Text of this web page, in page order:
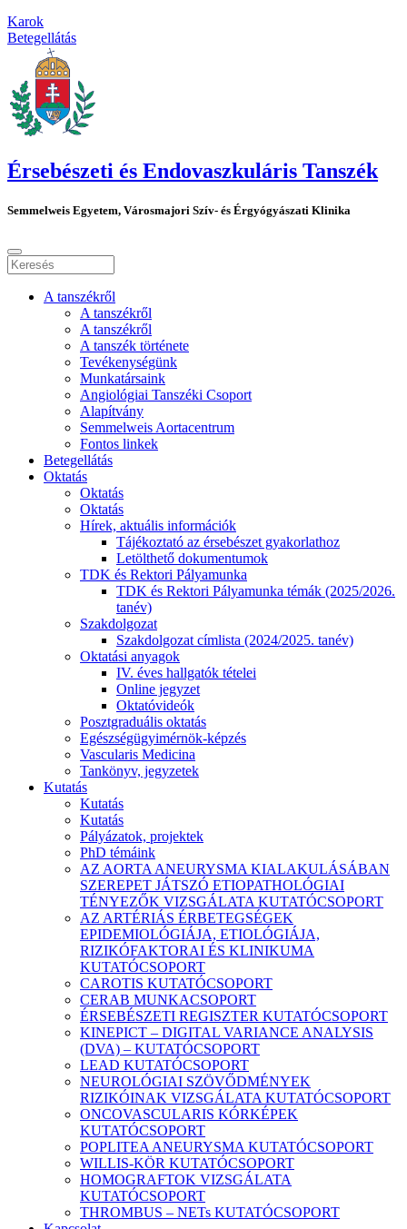
Karok
Betegellátás
Érsebészeti és Endovaszkuláris Tanszék
Semmelweis Egyetem, Városmajori Szív- és Érgyógyászati Klinika
A tanszékről
A tanszékről
A tanszékről
A tanszék története
Tevékenységünk
Munkatársaink
Angiológiai Tanszéki Csoport
Alapítvány
Semmelweis Aortacentrum
Fontos linkek
Betegellátás
Oktatás
Oktatás
Oktatás
Hírek, aktuális információk
Tájékoztató az érsebészet gyakorlathoz
Letölthető dokumentumok
TDK és Rektori Pályamunka
TDK és Rektori Pályamunka témák (2025/2026.
tanév)
Szakdolgozat
Szakdolgozat címlista (2024/2025. tanév)
Oktatási anyagok
IV. éves hallgatók tételei
Online jegyzet
Oktatóvideók
Posztgraduális oktatás
Egészségügyimérnök-képzés
Vascularis Medicina
Tankönyv, jegyzetek
Kutatás
Kutatás
Kutatás
Pályázatok, projektek
PhD témáink
AZ AORTA ANEURYSMA KIALAKULÁSÁBAN
SZEREPET JÁTSZÓ ETIOPATHOLÓGIAI
TÉNYEZŐK VIZSGÁLATA KUTATÓCSOPORT
AZ ARTÉRIÁS ÉRBETEGSÉGEK
EPIDEMIOLÓGIÁJA, ETIOLÓGIÁJA,
RIZIKÓFAKTORAI ÉS KLINIKUMA
KUTATÓCSOPORT
CAROTIS KUTATÓCSOPORT
CERAB MUNKACSOPORT
ÉRSEBÉSZETI REGISZTER KUTATÓCSOPORT
KINEPICT – DIGITAL VARIANCE ANALYSIS
(DVA) – KUTATÓCSOPORT
LEAD KUTATÓCSOPORT
NEUROLÓGIAI SZÖVŐDMÉNYEK
RIZIKÓINAK VIZSGÁLATA KUTATÓCSOPORT
ONCOVASCULARIS KÓRKÉPEK
KUTATÓCSOPORT
POPLITEA ANEURYSMA KUTATÓCSOPORT
WILLIS-KÖR KUTATÓCSOPORT
HOMOGRAFTOK VIZSGÁLATA
KUTATÓCSOPORT
THROMBUS – NETs KUTATÓCSOPORT